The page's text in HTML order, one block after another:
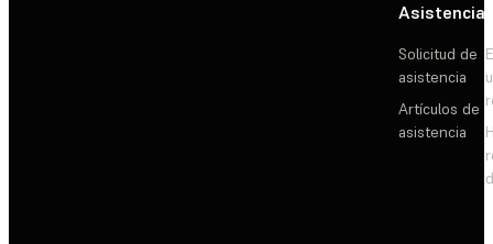
Asistencia
Solicitud de
asistencia
Artículos de
asistencia